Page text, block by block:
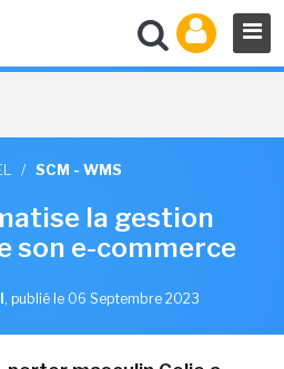
/ SCM - WMS
la gestion
son e-commerce
, publié le 06 Septembre 2023